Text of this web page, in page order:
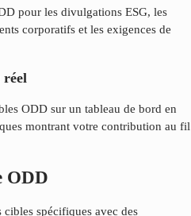
pour les divulgations ESG, les
corporatifs et les exigences de
réel
ODD sur un tableau de bord en
montrant votre contribution au fil
ODD
spécifiques avec des